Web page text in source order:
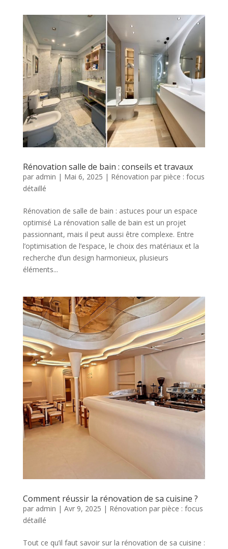
Rénovation salle de bain : conseils et travaux
par admin | Mai 6, 2025 | Rénovation par pièce : focus
détaillé
Rénovation de salle de bain : astuces pour un espace
optimisé La rénovation salle de bain est un projet
passionnant, mais il peut aussi être complexe. Entre
l’optimisation de l’espace, le choix des matériaux et la
recherche d’un design harmonieux, plusieurs
éléments...
Comment réussir la rénovation de sa cuisine ?
par admin | Avr 9, 2025 | Rénovation par pièce : focus
détaillé
Tout ce qu’il faut savoir sur la rénovation de sa cuisine :